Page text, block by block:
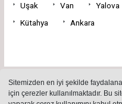
Sitemizden en iyi şekilde
için çerezler kullanılmaktadır. Bu
Uşak
Van Yalova
Kütahya
Ankara